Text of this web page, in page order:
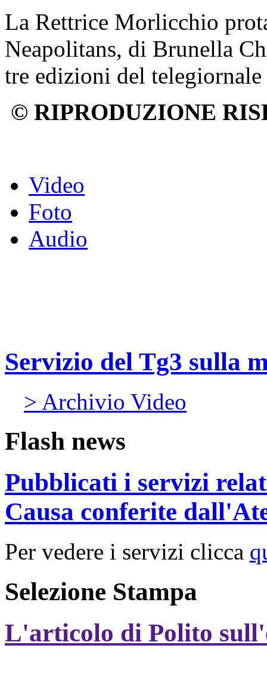
La Rettrice Morlicchio
Neapolitans, di Brunella
tre edizioni del telegiornale
© RIPRODUZIONE
Video
Foto
Audio
Servizio del Tg3 sulla
> Archivio Video
Flash news
Pubblicati i servizi
Causa conferite
Per vedere i servizi clicca
Selezione Stampa
L'articolo di Polito